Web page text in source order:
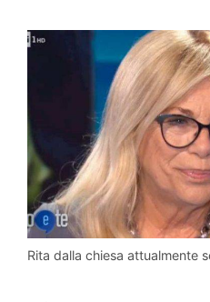
Rita dalla chiesa attualmente